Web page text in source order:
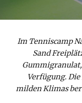
Im Tenniscamp
Sand
Verfügung.
milden Klimas